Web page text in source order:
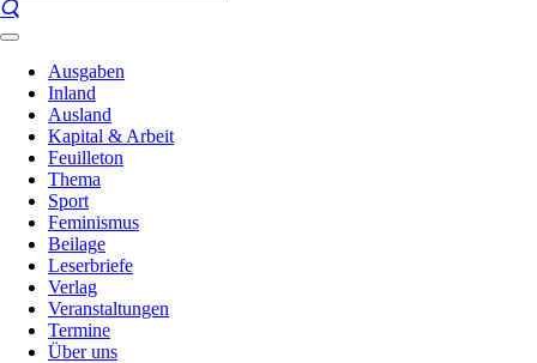
Ausgaben
Inland
Ausland
Kapital & Arbeit
Feuilleton
Thema
Sport
Feminismus
Beilage
Leserbriefe
Verlag
Veranstaltungen
Termine
Über uns